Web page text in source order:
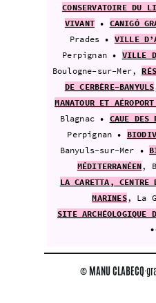
CONSERVATOIRE DU
VIVANT• CANIGÓ
Prades • VILLE
Perpignan • VILLE
Boulogne-sur-Mer,
DE CERBÈRE-BANYULS
MANATOUR ET
Blagnac • CAUE DES
Perpignan •
Banyuls-sur-Mer •
MÉDITERRANÉEN,
LA CARETTA, CENTRE
MARINES, La
SITE ARCHÉOLOGIQUE
© MANU CLABECQ